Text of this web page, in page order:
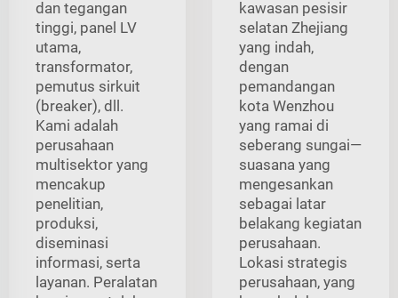
dan tegangan
tinggi, panel LV
utama,
transformator,
pemutus sirkuit
(breaker), dll.
Kami adalah
perusahaan
multisektor yang
mencakup
penelitian,
produksi,
diseminasi
informasi, serta
layanan. Peralatan
kawasan pesisir
selatan Zhejiang
yang indah,
dengan
pemandangan
kota Wenzhou
yang ramai di
seberang sungai—
suasana yang
mengesankan
sebagai latar
belakang kegiatan
perusahaan.
Lokasi strategis
perusahaan, yang